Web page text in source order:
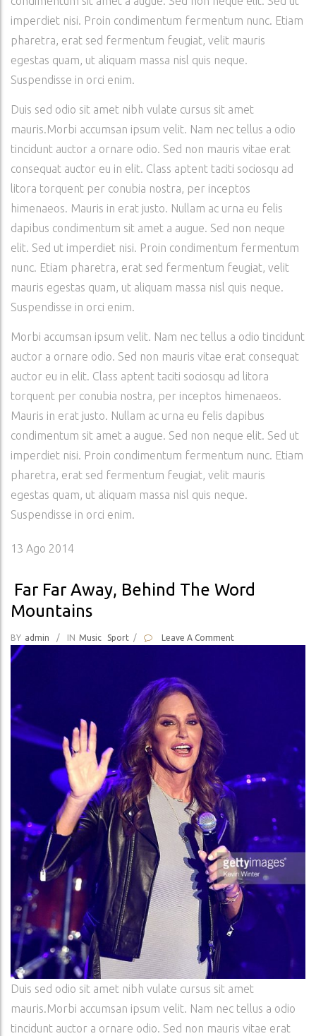
imperdiet nisi. Proin condimentum fermentum nunc. Etiam
pharetra, erat sed fermentum feugiat, velit mauris
egestas quam, ut aliquam massa nisl quis neque.
Suspendisse in orci enim.
Duis sed odio sit amet nibh vulate cursus sit amet
mauris.Morbi accumsan ipsum velit. Nam nec tellus a odio
tincidunt auctor a ornare odio. Sed non mauris vitae erat
consequat auctor eu in elit. Class aptent taciti sociosqu ad
litora torquent per conubia nostra, per inceptos
himenaeos. Mauris in erat justo. Nullam ac urna eu felis
dapibus condimentum sit amet a augue. Sed non neque
elit. Sed ut imperdiet nisi. Proin condimentum fermentum
nunc. Etiam pharetra, erat sed fermentum feugiat, velit
mauris egestas quam, ut aliquam massa nisl quis neque.
Suspendisse in orci enim.
Morbi accumsan ipsum velit. Nam nec tellus a odio tincidunt
auctor a ornare odio. Sed non mauris vitae erat consequat
auctor eu in elit. Class aptent taciti sociosqu ad litora
torquent per conubia nostra, per inceptos himenaeos.
Mauris in erat justo. Nullam ac urna eu felis dapibus
condimentum sit amet a augue. Sed non neque elit. Sed ut
imperdiet nisi. Proin condimentum fermentum nunc. Etiam
pharetra, erat sed fermentum feugiat, velit mauris
egestas quam, ut aliquam massa nisl quis neque.
Suspendisse in orci enim.
13 Ago 2014
Far Far Away, Behind The Word
Mountains
BY Admin / IN Music Sport / Leave A Comment
Duis sed odio sit amet nibh vulate cursus sit amet
mauris.Morbi accumsan ipsum velit. Nam nec tellus a odio
tincidunt auctor a ornare odio. Sed non mauris vitae erat